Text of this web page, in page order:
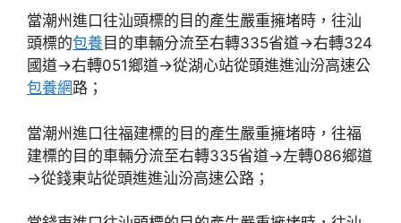
當潮州進口往汕頭標的目的產生嚴重擁堵時，往汕
頭標的包養 目的車輛分流至右轉335省道→右轉324
國道→右轉051鄉道→從湖心站從頭進進汕汾高速公
包養網路；
當潮州進口往福建標的目的產生嚴重擁堵時，往福
建標的目的車輛分流至右轉335省道→左轉086鄉道
→從錢東站從頭進進汕汾高速公路；